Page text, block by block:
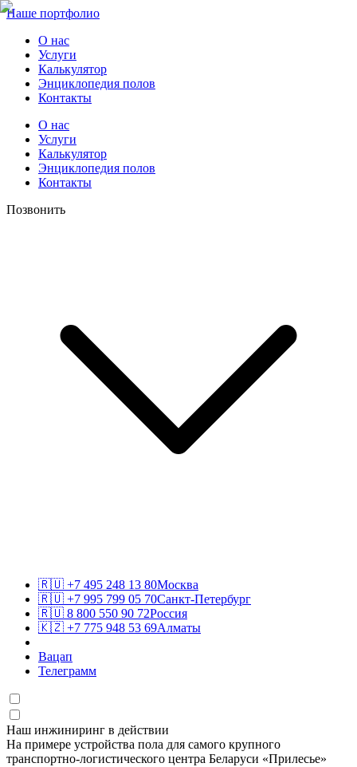
Наше портфолио
О нас
Услуги
Калькулятор
Энциклопедия полов
Контакты
О нас
Услуги
Калькулятор
Энциклопедия полов
Контакты
Позвонить
🇷🇺 +7 495 248 13 80Москва
🇷🇺 +7 995 799 05 70Санкт-Петербург
🇷🇺 8 800 550 90 72Россия
🇰🇿 +7 775 948 53 69Алматы
Вацап
Телеграмм
Наш инжиниринг в действии
На примере устройства пола для самого крупного
транспортно-логистического центра Беларуси «Прилесье»